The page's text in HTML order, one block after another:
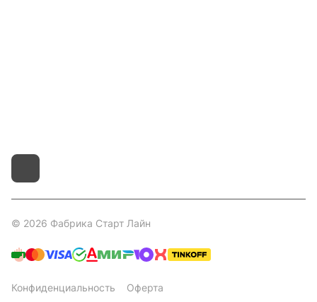
© 2026 Фабрика Старт Лайн
Конфиденциальность Оферта